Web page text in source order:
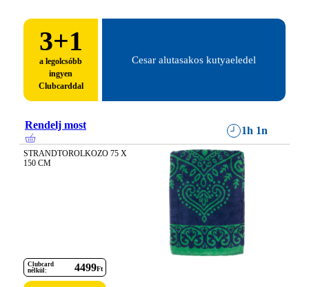
3+1
a legolcsóbb
ingyen
Clubcarddal
Cesar alutasakos kutyaeledel
Rendelj most 1h 1n
STRANDTOROLKOZO 75 X
150 CM
Clubcard
nélkül:
4499Ft